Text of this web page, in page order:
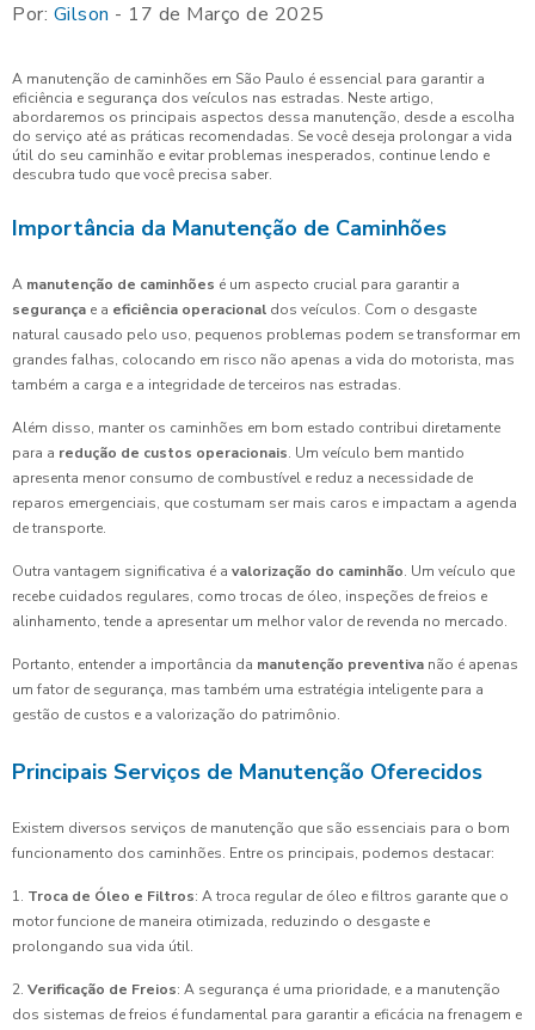
Por: Gilson - 17 de Março de 2025
A manutenção de caminhões em São Paulo é essencial para garantir a
eficiência e segurança dos veículos nas estradas. Neste artigo,
abordaremos os principais aspectos dessa manutenção, desde a escolha
do serviço até as práticas recomendadas. Se você deseja prolongar a vida
útil do seu caminhão e evitar problemas inesperados, continue lendo e
descubra tudo que você precisa saber.
Importância da Manutenção de Caminhões
A manutenção de caminhões é um aspecto crucial para garantir a
segurança e a eficiência operacional dos veículos. Com o desgaste
natural causado pelo uso, pequenos problemas podem se transformar em
grandes falhas, colocando em risco não apenas a vida do motorista, mas
também a carga e a integridade de terceiros nas estradas.
Além disso, manter os caminhões em bom estado contribui diretamente
para a redução de custos operacionais. Um veículo bem mantido
apresenta menor consumo de combustível e reduz a necessidade de
reparos emergenciais, que costumam ser mais caros e impactam a agenda
de transporte.
Outra vantagem significativa é a valorização do caminhão. Um veículo que
recebe cuidados regulares, como trocas de óleo, inspeções de freios e
alinhamento, tende a apresentar um melhor valor de revenda no mercado.
Portanto, entender a importância da manutenção preventiva não é apenas
um fator de segurança, mas também uma estratégia inteligente para a
gestão de custos e a valorização do patrimônio.
Principais Serviços de Manutenção Oferecidos
Existem diversos serviços de manutenção que são essenciais para o bom
funcionamento dos caminhões. Entre os principais, podemos destacar:
1. Troca de Óleo e Filtros: A troca regular de óleo e filtros garante que o
motor funcione de maneira otimizada, reduzindo o desgaste e
prolongando sua vida útil.
2. Verificação de Freios: A segurança é uma prioridade, e a manutenção
dos sistemas de freios é fundamental para garantir a eficácia na frenagem e